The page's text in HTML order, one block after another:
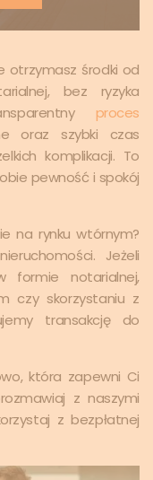
otrzymasz środki od
bez ryzyka
proces
oraz szybki czas
komplikacji. To
pewność i spokój
na rynku wtórnym?
Jeżeli
formie notarialnej,
czy skorzystaniu z
transakcję do
która zapewni Ci
z naszymi
z bezpłatnej